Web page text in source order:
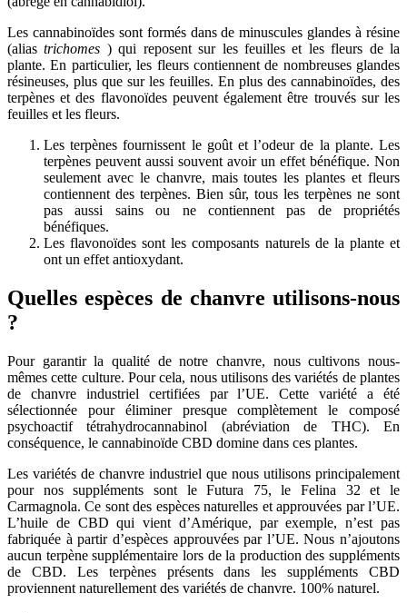
Les cannabinoïdes sont formés dans de minuscules glandes à résine
(aliastrichomes ) qui reposent sur les feuilles et les fleurs de la
plante. En particulier, les fleurs contiennent de nombreuses glandes
résineuses, plus que sur les feuilles. En plus des cannabinoïdes, des
terpènes et des flavonoïdes peuvent également être trouvés sur les
feuilles et les fleurs.
Les terpènes fournissent le goût et l’odeur de la plante. Les
terpènes peuvent aussi souvent avoir un effet bénéfique. Non
seulement avec le chanvre, mais toutes les plantes et fleurs
contiennent des terpènes. Bien sûr, tous les terpènes ne sont
pas aussi sains ou ne contiennent pas de propriétés
bénéfiques.
Les flavonoïdes sont les composants naturels de la plante et
ont un effet antioxydant.
Quelles espèces de chanvre utilisons-nous
?
Pour garantir la qualité de notre chanvre, nous cultivons nous-
mêmes cette culture. Pour cela, nous utilisons des variétés de plantes
de chanvre industriel certifiées par l’UE. Cette variété a été
sélectionnée pour éliminer presque complètement le composé
psychoactif tétrahydrocannabinol (abréviation de THC). En
conséquence, le cannabinoïde CBD domine dans ces plantes.
Les variétés de chanvre industriel que nous utilisons principalement
pour nos suppléments sont le Futura 75, le Felina 32 et le
Carmagnola. Ce sont des espèces naturelles et approuvées par l’UE.
L’huile de CBD qui vient d’Amérique, par exemple, n’est pas
fabriquée à partir d’espèces approuvées par l’UE. Nous n’ajoutons
aucun terpène supplémentaire lors de la production des suppléments
de CBD. Les terpènes présents dans les suppléments CBD
proviennent naturellement des variétés de chanvre. 100% naturel.